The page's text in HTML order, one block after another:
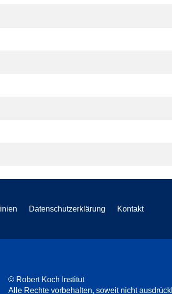
Datenschutzerklärung Kontakt
© Robert Koch Institut
Alle Rechte vorbehalten, soweit nicht